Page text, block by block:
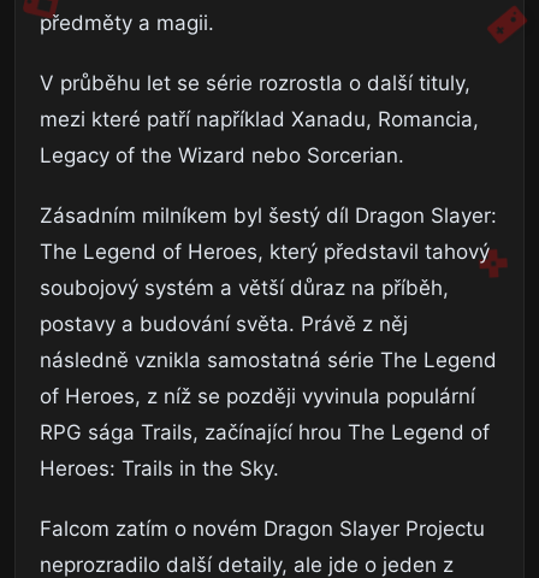
předměty a magii.
V průběhu let se série rozrostla o další tituly,
mezi které patří například Xanadu, Romancia,
Legacy of the Wizard nebo Sorcerian.
Zásadním milníkem byl šestý díl Dragon Slayer:
The Legend of Heroes, který představil tahový
soubojový systém a větší důraz na příběh,
postavy a budování světa. Právě z něj
následně vznikla samostatná série The Legend
of Heroes, z níž se později vyvinula populární
RPG sága Trails, začínající hrou The Legend of
Heroes: Trails in the Sky.
Falcom zatím o novém Dragon Slayer Projectu
neprozradilo další detaily, ale jde o jeden z